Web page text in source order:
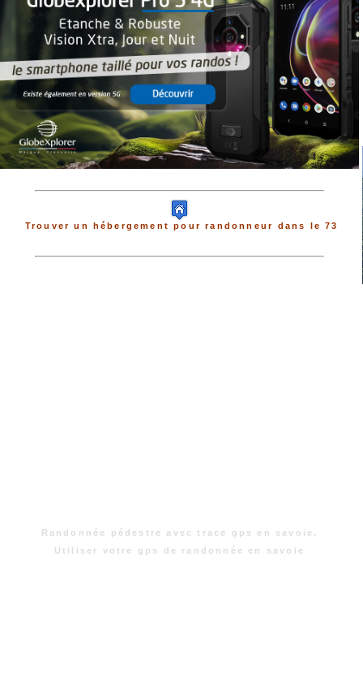
Trouver un hébergement pour randonneur dans le 73
Randonnée pédestre avec trace gps en savoie.
Utiliser votre gps de randonnée en savoie